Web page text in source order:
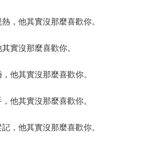
，他其實沒那麼喜歡你。
實沒那麼喜歡你。
他其實沒那麼喜歡你。
他其實沒那麼喜歡你。
，他其實沒那麼喜歡你。